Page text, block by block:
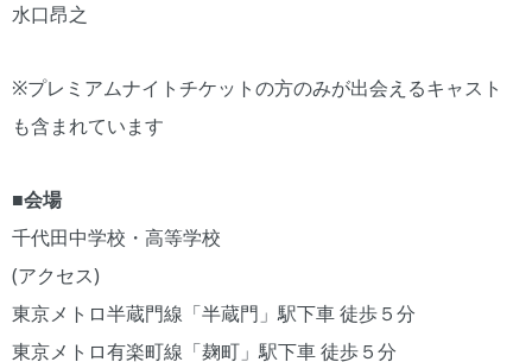
水口昂之
※プレミアムナイトチケットの方のみが出会えるキャスト
も含まれています
■会場
千代田中学校・高等学校
(アクセス)
東京メトロ半蔵門線「半蔵門」駅下車 徒歩５分
東京メトロ有楽町線「麹町」駅下車 徒歩５分